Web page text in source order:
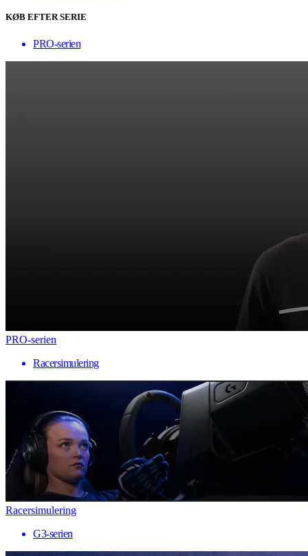
KØB EFTER SERIE
PRO-serien
PRO-serien
Racersimulering
Racersimulering
G3-serien